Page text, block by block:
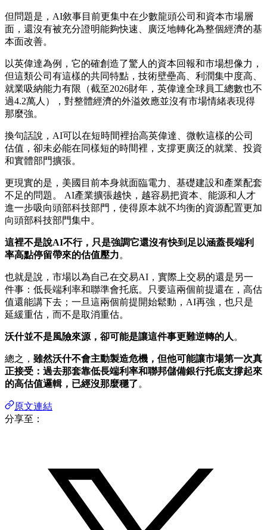
但問題是，AI敘事目前更集中在少數龍頭公司和資本市場層
面，還沒有被充分證明能夠快速、廣泛地轉化為整個經濟的基
本面改善。
以英偉達為例，它的確創造了驚人的資本回報和市場想像力，
但這類公司有這樣的共同特點，技術壁壘高、利潤集中度高、
就業吸納能力有限（截至2026財年，英偉達全球員工總數也不
過4.2萬人），對整體經濟的外溢效應並沒有市場情緒表現得
那麼強。
換句話說，AI可以在短時間裡抬高英偉達、微軟這樣的公司
估值，卻未必能在同樣短的時間裡，支撐更廣泛的就業、投資
和實體部門擴張。
更現實的是，美國目前本身就面臨電力、基礎建設和產業配套
不足的問題。 AI產業擴張越快，越容易把資本、能源和人才
進一步吸向頭部科技部門，使得原本就不均衡的資源配置更加
向頭部科技部門集中。
這裡不是說AI不行，只是強調它還沒有快到足以涵蓋長端利
率高點停留帶來的估值壓力。
也就是說，市場以為自己在交易AI，實際上交易的還是另一
件事：低長端利率和聯準會托底。只要這兩個前提還在，高估
值還能講下去；一旦這兩個前提開始鬆動，AI再強，也只是
延緩重估，而不是取消重估。
沃什並不是風險來源，卻可能是讓這件事更難逆轉的人 。
總之， 雖然沃什不會主動製造危機，但他可能讓市場第一次真
正接受：過去那套靠低長端利率和聯邦儲備銀行托底支撐起來
的高估值邏輯，已經沒那麼穩了。
原文連結
分享至：